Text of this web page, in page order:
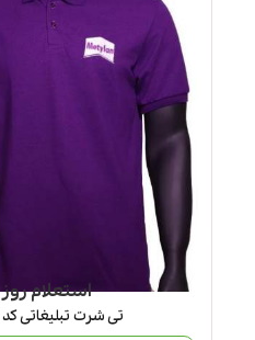
تی شرت تبلیغاتی کد 367
استعلام روز